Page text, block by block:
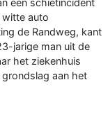
een schietincident
witte auto
de Randweg, kant
jarige man uit de
het ziekenhuis
aan het